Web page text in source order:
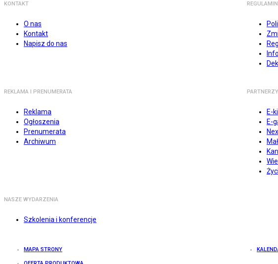
KONTAKT
O nas
Kontakt
Napisz do nas
REGULAMIN
REKLAMA I PRENUMERATA
Reklama
Ogłoszenia
Prenumerata
Archiwum
PARTNERZY
E-
E-
NASZE WYDARZENIA
Szkolenia i konferencje
MAPA STRONY